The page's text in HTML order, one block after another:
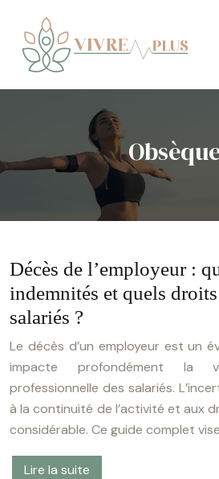
Décès de l’employeur :
indemnités et quels
salariés ?
Le décès d’un employeur est un
impacte profondément la
professionnelle des salariés.
à la continuité de l’activité et aux
considérable. Ce guide complet
Lire la suite